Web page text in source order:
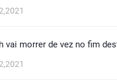
vai morrer de vez no fim